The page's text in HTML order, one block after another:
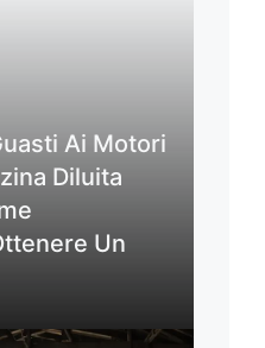
Ai Motori
Diluita
Un